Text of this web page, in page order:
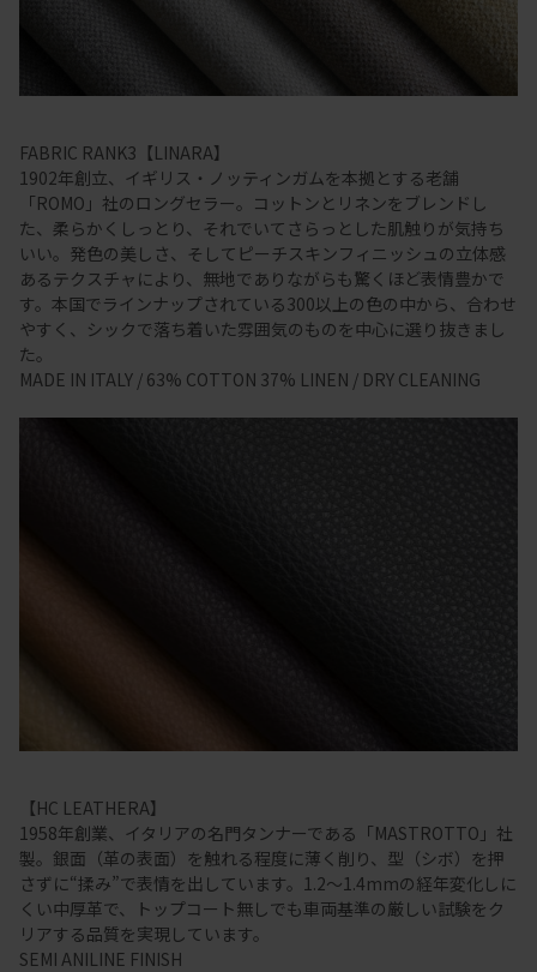
FABRIC RANK3【LINARA】
1902年創立、イギリス・ノッティンガムを本拠とする老舗
「ROMO」社のロングセラー。コットンとリネンをブレンドし
た、柔らかくしっとり、それでいてさらっとした肌触りが気持ち
いい。発色の美しさ、そしてピーチスキンフィニッシュの立体感
あるテクスチャにより、無地でありながらも驚くほど表情豊かで
す。本国でラインナップされている300以上の色の中から、合わせ
やすく、シックで落ち着いた雰囲気のものを中心に選り抜きまし
た。
MADE IN ITALY / 63% COTTON 37% LINEN / DRY CLEANING
【HC LEATHERA】
1958年創業、イタリアの名門タンナーである「MASTROTTO」社
製。銀面（革の表面）を触れる程度に薄く削り、型（シボ）を押
さずに“揉み”で表情を出しています。1.2～1.4mmの経年変化しに
くい中厚革で、トップコート無しでも車両基準の厳しい試験をク
リアする品質を実現しています。
SEMI ANILINE FINISH